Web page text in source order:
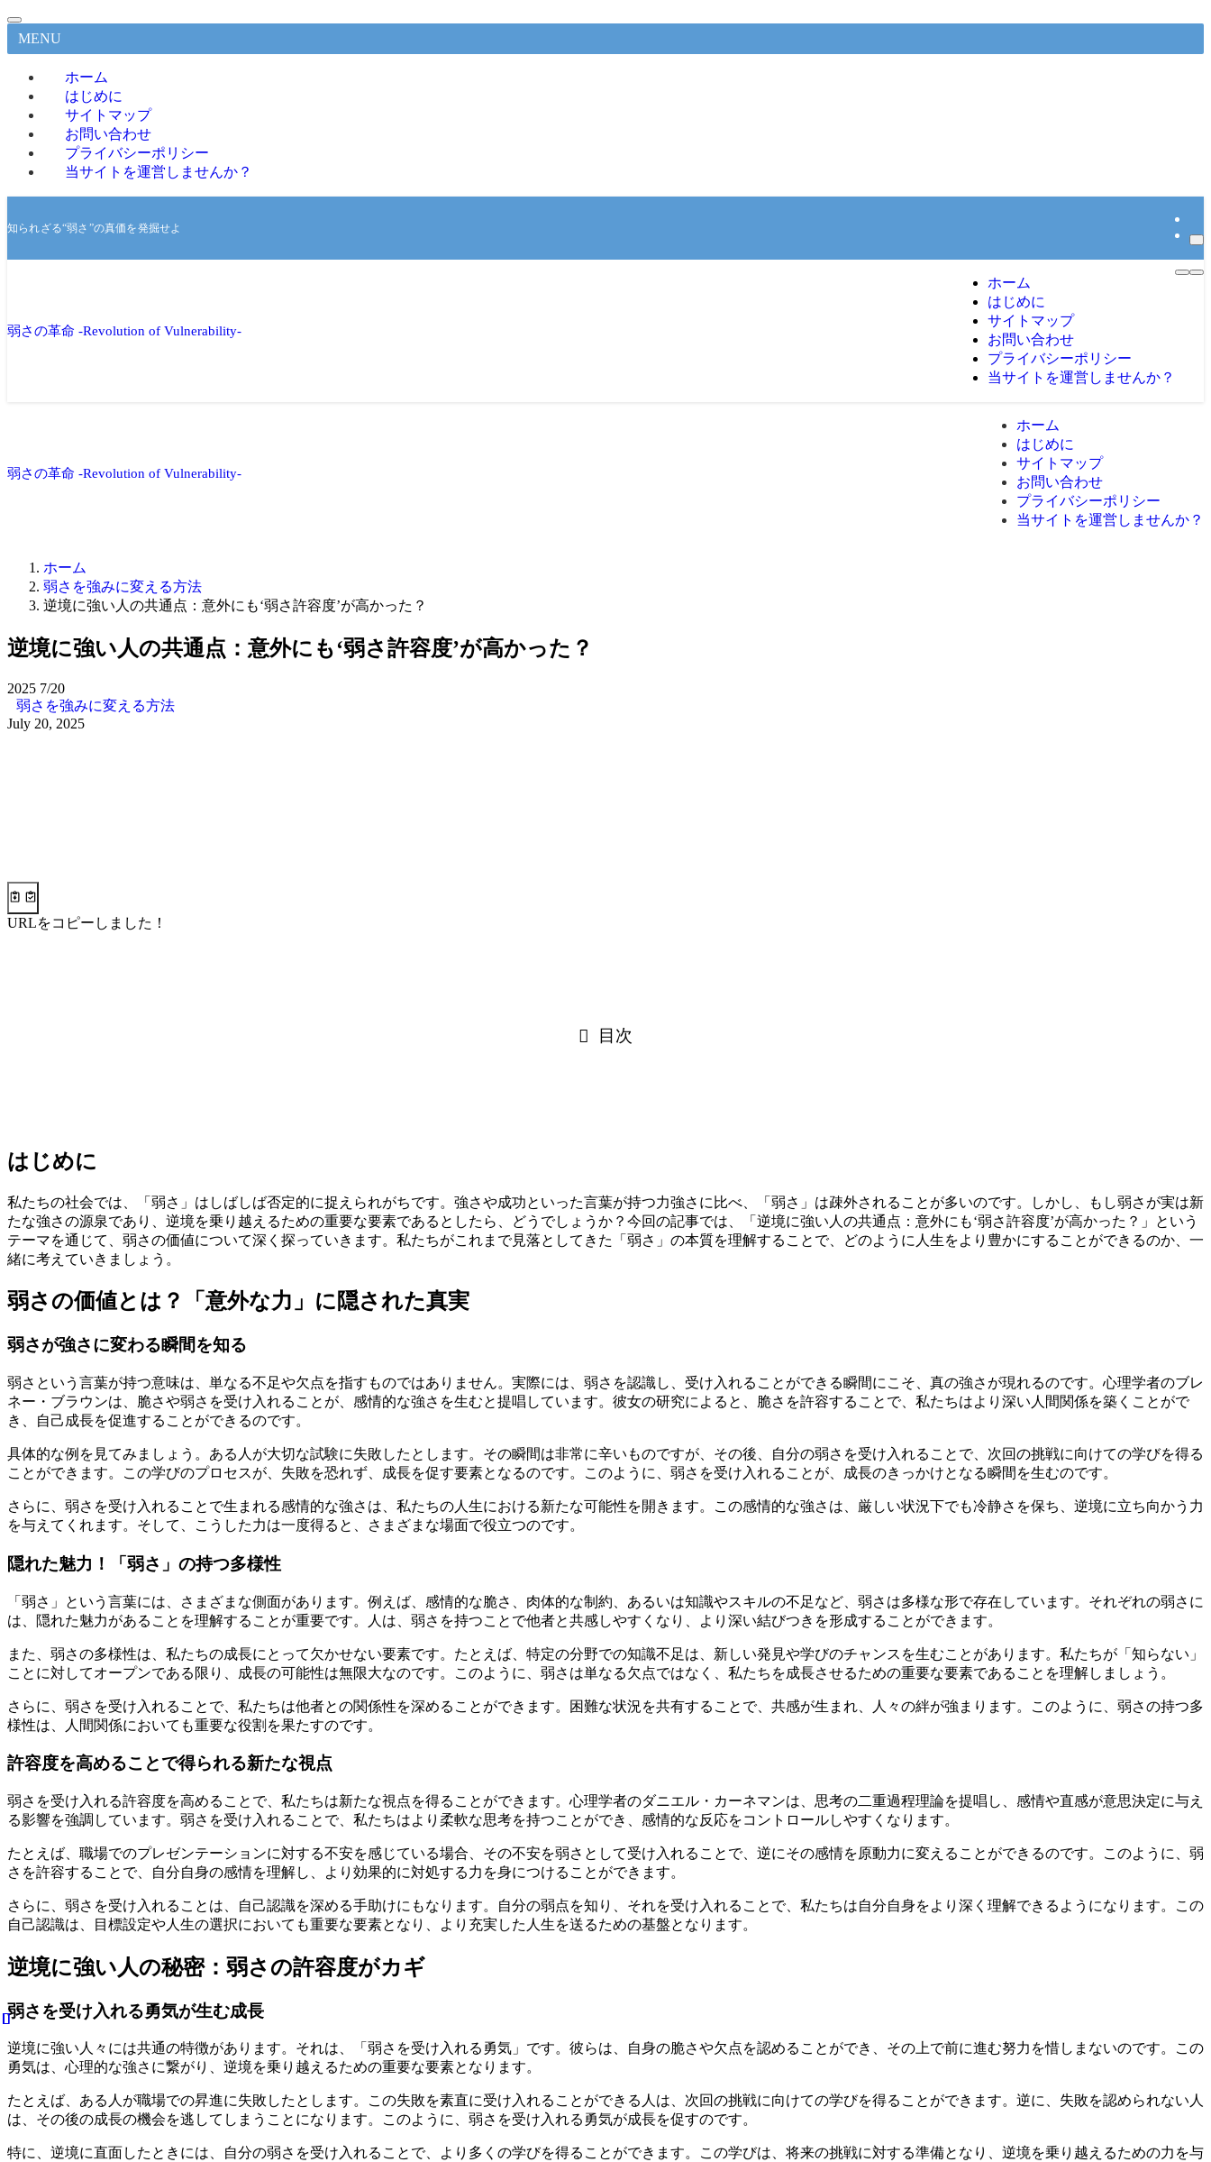
MENU
ホーム
はじめに
サイトマップ
お問い合わせ
プライバシーポリシー
当サイトを運営しませんか？
知られざる“弱さ”の真価を発掘せよ
弱さの革命 -Revolution of Vulnerability-
ホーム
はじめに
サイトマップ
お問い合わせ
プライバシーポリシー
当サイトを運営しませんか？
弱さの革命 -Revolution of Vulnerability-
ホーム
はじめに
サイトマップ
お問い合わせ
プライバシーポリシー
当サイトを運営しませんか？
ホーム
弱さを強みに変える方法
逆境に強い人の共通点：意外にも‘弱さ許容度’が高かった？
逆境に強い人の共通点：意外にも‘弱さ許容度’が高かった？
2025 7/20
弱さを強みに変える方法
July 20, 2025
URLをコピーしました！
目次
はじめに
私たちの社会では、「弱さ」はしばしば否定的に捉えられがちです。強さや成功といった言葉が持つ力強さに比べ、「弱さ」は疎外されることが多いのです。しかし、もし弱さが実は新
たな強さの源泉であり、逆境を乗り越えるための重要な要素であるとしたら、どうでしょうか？今回の記事では、「逆境に強い人の共通点：意外にも‘弱さ許容度’が高かった？」という
テーマを通じて、弱さの価値について深く探っていきます。私たちがこれまで見落としてきた「弱さ」の本質を理解することで、どのように人生をより豊かにすることができるのか、一
緒に考えていきましょう。
弱さの価値とは？「意外な力」に隠された真実
弱さが強さに変わる瞬間を知る
弱さという言葉が持つ意味は、単なる不足や欠点を指すものではありません。実際には、弱さを認識し、受け入れることができる瞬間にこそ、真の強さが現れるのです。心理学者のブレ
ネー・ブラウンは、脆さや弱さを受け入れることが、感情的な強さを生むと提唱しています。彼女の研究によると、脆さを許容することで、私たちはより深い人間関係を築くことがで
き、自己成長を促進することができるのです。
具体的な例を見てみましょう。ある人が大切な試験に失敗したとします。その瞬間は非常に辛いものですが、その後、自分の弱さを受け入れることで、次回の挑戦に向けての学びを得る
ことができます。この学びのプロセスが、失敗を恐れず、成長を促す要素となるのです。このように、弱さを受け入れることが、成長のきっかけとなる瞬間を生むのです。
さらに、弱さを受け入れることで生まれる感情的な強さは、私たちの人生における新たな可能性を開きます。この感情的な強さは、厳しい状況下でも冷静さを保ち、逆境に立ち向かう力
を与えてくれます。そして、こうした力は一度得ると、さまざまな場面で役立つのです。
隠れた魅力！「弱さ」の持つ多様性
「弱さ」という言葉には、さまざまな側面があります。例えば、感情的な脆さ、肉体的な制約、あるいは知識やスキルの不足など、弱さは多様な形で存在しています。それぞれの弱さに
は、隠れた魅力があることを理解することが重要です。人は、弱さを持つことで他者と共感しやすくなり、より深い結びつきを形成することができます。
また、弱さの多様性は、私たちの成長にとって欠かせない要素です。たとえば、特定の分野での知識不足は、新しい発見や学びのチャンスを生むことがあります。私たちが「知らない」
ことに対してオープンである限り、成長の可能性は無限大なのです。このように、弱さは単なる欠点ではなく、私たちを成長させるための重要な要素であることを理解しましょう。
さらに、弱さを受け入れることで、私たちは他者との関係性を深めることができます。困難な状況を共有することで、共感が生まれ、人々の絆が強まります。このように、弱さの持つ多
様性は、人間関係においても重要な役割を果たすのです。
許容度を高めることで得られる新たな視点
弱さを受け入れる許容度を高めることで、私たちは新たな視点を得ることができます。心理学者のダニエル・カーネマンは、思考の二重過程理論を提唱し、感情や直感が意思決定に与え
る影響を強調しています。弱さを受け入れることで、私たちはより柔軟な思考を持つことができ、感情的な反応をコントロールしやすくなります。
たとえば、職場でのプレゼンテーションに対する不安を感じている場合、その不安を弱さとして受け入れることで、逆にその感情を原動力に変えることができるのです。このように、弱
さを許容することで、自分自身の感情を理解し、より効果的に対処する力を身につけることができます。
さらに、弱さを受け入れることは、自己認識を深める手助けにもなります。自分の弱点を知り、それを受け入れることで、私たちは自分自身をより深く理解できるようになります。この
自己認識は、目標設定や人生の選択においても重要な要素となり、より充実した人生を送るための基盤となります。
逆境に強い人の秘密：弱さの許容度がカギ
弱さを受け入れる勇気が生む成長
逆境に強い人々には共通の特徴があります。それは、「弱さを受け入れる勇気」です。彼らは、自身の脆さや欠点を認めることができ、その上で前に進む努力を惜しまないのです。この
勇気は、心理的な強さに繋がり、逆境を乗り越えるための重要な要素となります。
たとえば、ある人が職場での昇進に失敗したとします。この失敗を素直に受け入れることができる人は、次回の挑戦に向けての学びを得ることができます。逆に、失敗を認められない人
は、その後の成長の機会を逃してしまうことになります。このように、弱さを受け入れる勇気が成長を促すのです。
特に、逆境に直面したときには、自分の弱さを受け入れることで、より多くの学びを得ることができます。この学びは、将来の挑戦に対する準備となり、逆境を乗り越えるための力を与